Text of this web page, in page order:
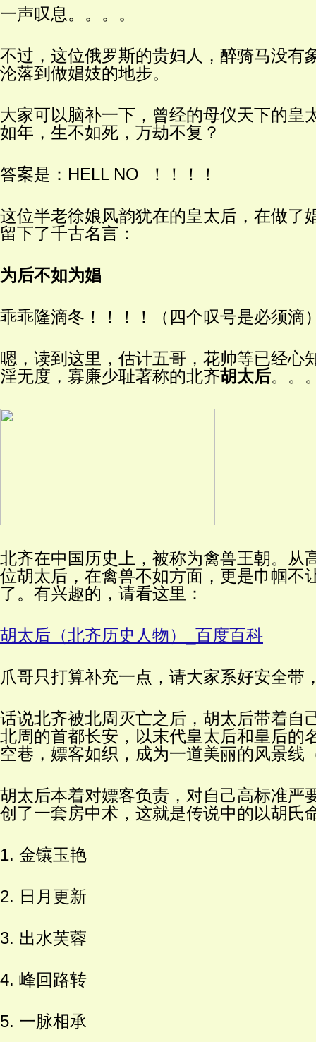
一声叹息。。。。
不过，这位俄罗斯的贵妇人，醉骑马没有
沦落到做娼妓的地步。
大家可以脑补一下，曾经的母仪天下的皇
如年，生不如死，万劫不复？
答案是：HELL NO ！！！！
这位半老徐娘风韵犹在的皇太后，在做了
留下了千古名言：
为后不如为娼
乖乖隆滴冬！！！！（四个叹号是必须滴
嗯，读到这里，估计五哥，花帅等已经心
淫无度，寡廉少耻著称的北齐胡太后。。
北齐在中国历史上，被称为禽兽王朝。从
位胡太后，在禽兽不如方面，更是巾帼不
了。有兴趣的，请看这里：
胡太后（北齐历史人物）_百度百科
爪哥只打算补充一点，请大家系好安全带
话说北齐被北周灭亡之后，胡太后带着自
北周的首都长安，以末代皇太后和皇后的
空巷，嫖客如织，成为一道美丽的风景线
胡太后本着对嫖客负责，对自己高标准严
创了一套房中术，这就是传说中的以胡氏
1. 金镶玉艳
2. 日月更新
3. 出水芙蓉
4. 峰回路转
5. 一脉相承